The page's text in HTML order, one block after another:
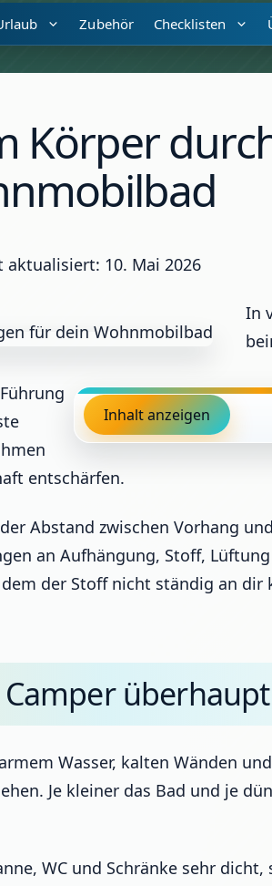
Zubehör Checklisten
Körper
aktualisiert: 10. Mai 2026
Inhalt anzeigen
In
entschärfen.
Abstand zwischen Vorhang
an Aufhängung, Stoff,
der Stoff nicht ständig an dir
Wasser, kalten Wänden
Je kleiner das Bad und je
WC und Schränke sehr